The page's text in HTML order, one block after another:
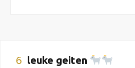
6 leuke geiten